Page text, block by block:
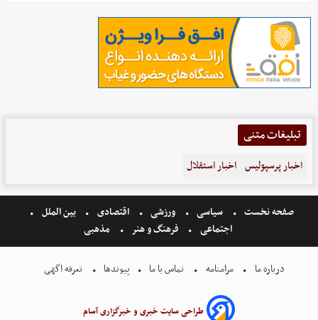
تبلیغات متنی
اخبار پرسپولیس اخبار استقلال
صفحه نخست سیاسی ورزشی اقتصادی
بین الملل
اجتماعی
فرهنگ و هنر مذهبی
درباره ما مرامنامه تماس با ما پیوندها تعرفه اگهی
طراحی سایت خبری و خبرگزاری آسام